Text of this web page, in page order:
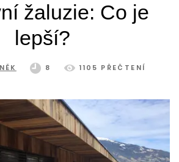
žaluzie: Co je
lepší?
8 1105 PŘEČTENÍ